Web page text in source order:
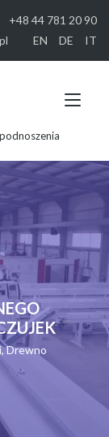
+48 44 781 20 90
EN DE IT
,Drewno